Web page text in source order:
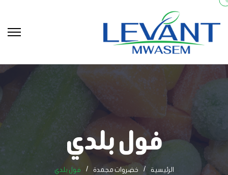
فول بلدي
الرئيسية خضروات مجمدة فول بلدي